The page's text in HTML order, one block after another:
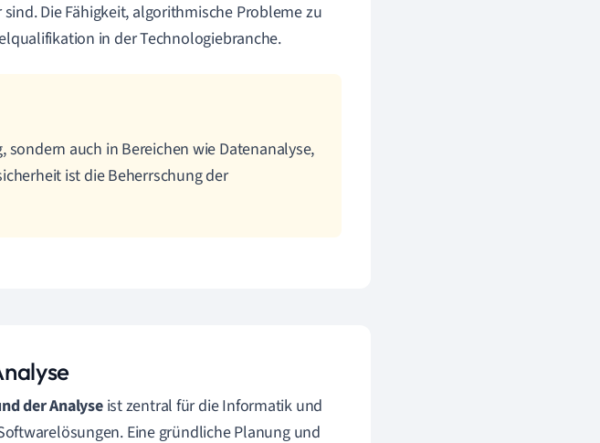
Die Fähigkeit, algorithmische Probleme zu
in der Technologiebranche.
auch in Bereichen wie Datenanalyse,
ist die Beherrschung der
der Analyseist zentral für die Informatik und
Eine gründliche Planung und